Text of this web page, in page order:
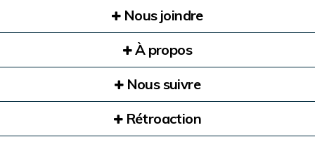
Nous joindre
À propos
Nous suivre
Rétroaction